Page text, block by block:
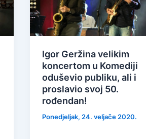
Igor Geržina velikim
koncertom u Komediji
oduševio publiku, ali i
proslavio svoj 50.
rođendan!
Ponedjeljak, 24. veljače 2020.